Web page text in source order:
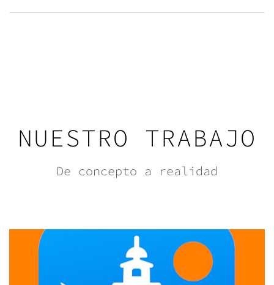
NUESTRO TRABAJO
De concepto a realidad